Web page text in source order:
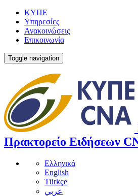
ΚΥΠΕ
Υπηρεσίες
Ανακοινώσεις
Επικοινωνία
Toggle navigation
Πρακτορείο Ειδήσεων
Ελληνικά
English
Türkçe
عربي